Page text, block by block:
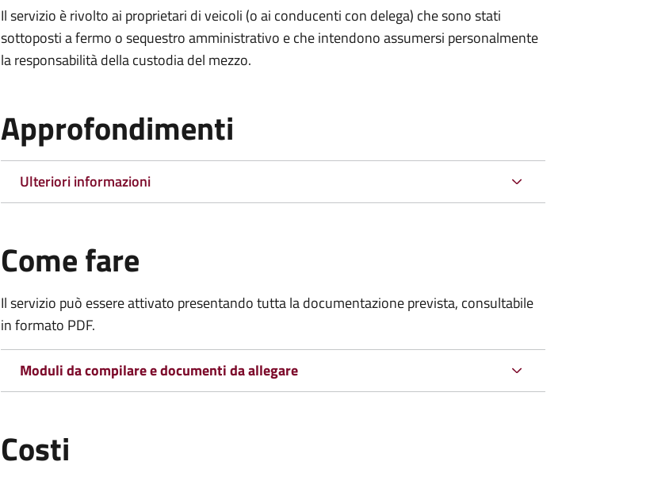
Il servizio è rivolto ai proprietari di veicoli (o ai conducenti con delega) che sono stati
sottoposti a fermo o sequestro amministrativo e che intendono assumersi personalmente
la responsabilità della custodia del mezzo.
Approfondimenti
Ulteriori informazioni
Come fare
Il servizio può essere attivato presentando tutta la documentazione prevista, consultabile
in formato PDF.
Moduli da compilare e documenti da allegare
Costi